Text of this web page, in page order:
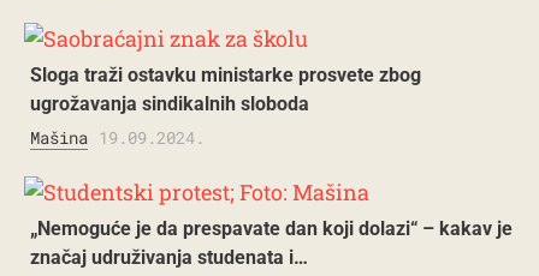
Sloga traži ostavku ministarke prosvete zbog
ugrožavanja sindikalnih sloboda
Mašina 19.09.2024.
„Nemoguće je da prespavate dan koji dolazi“ – kakav je
značaj udruživanja studenata i…